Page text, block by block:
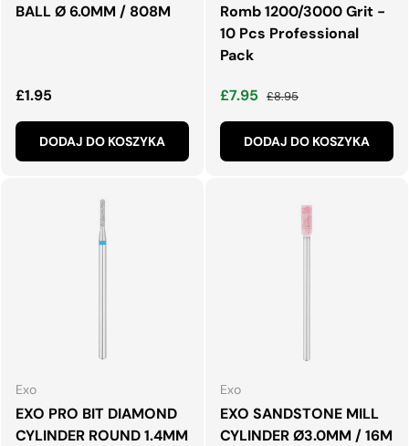
BALL Ø 6.0MM / 808M
Normalna cena
£1.95
DODAJ DO KOSZYKA
Romb 1200/3000 Grit -
10 Pcs Professional
Pack
Cena wyprzedaży
£7.95 Normalna cena
£8.95
DODAJ DO KOSZYKA
Exo
EXO PRO BIT DIAMOND
CYLINDER ROUND 1.4MM
Exo
EXO SANDSTONE MILL
CYLINDER Ø3.0MM / 16M